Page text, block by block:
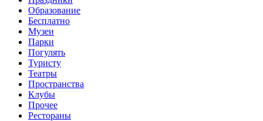
Образование
Бесплатно
Музеи
Парки
Погулять
Туристу
Театры
Пространства
Клубы
Прочее
Рестораны